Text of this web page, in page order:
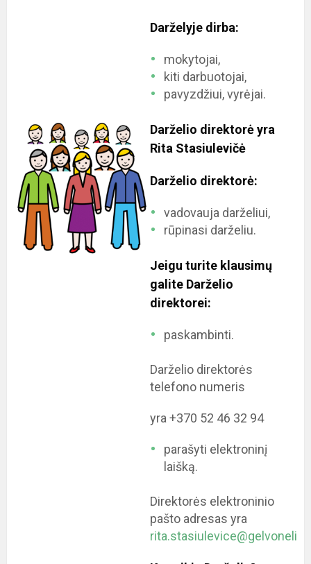
Darželyje dirba:
mokytojai,
kiti darbuotojai,
pavyzdžiui, vyrėjai.
Darželio direktorė yra
Rita Stasiulevičė
Darželio direktorė:
vadovauja darželiui,
rūpinasi darželiu.
Jeigu turite klausimų
galite Darželio
direktorei:
paskambinti.
Darželio direktorės
telefono numeris
yra +370 52 46 32 94
parašyti elektroninį
laišką.
Direktorės elektroninio
pašto adresas yra